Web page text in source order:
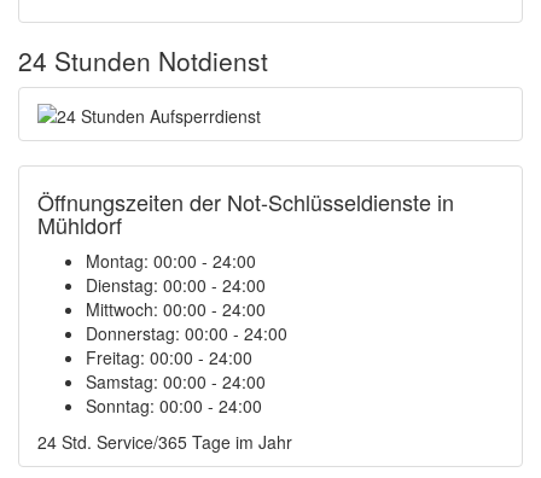
24 Stunden Notdienst
Öffnungszeiten der Not-Schlüsseldienste in
Mühldorf
Montag: 00:00 - 24:00
Dienstag: 00:00 - 24:00
Mittwoch: 00:00 - 24:00
Donnerstag: 00:00 - 24:00
Freitag: 00:00 - 24:00
Samstag: 00:00 - 24:00
Sonntag: 00:00 - 24:00
24 Std. Service/365 Tage im Jahr